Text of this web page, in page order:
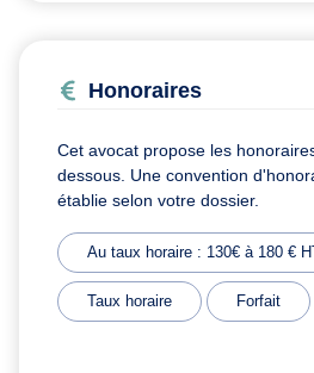
Honoraires
Cet avocat propose les
dessous. Une convention
établie selon votre dossier.
Au taux horaire : 130€ à 180 €
Taux horaire Forfait